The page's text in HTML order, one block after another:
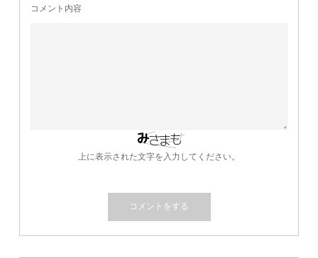
コメント内容
上に表示された文字を入力してください。